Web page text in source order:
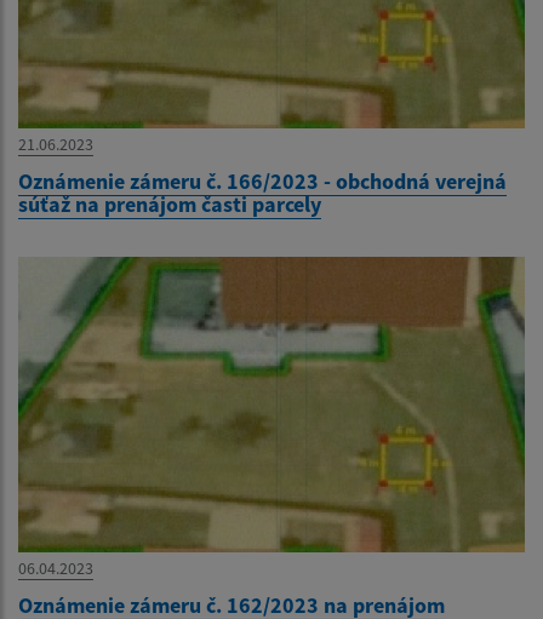
21.06.2023
Oznámenie zámeru č. 166/2023 - obchodná verejná
súťaž na prenájom časti parcely
06.04.2023
Oznámenie zámeru č. 162/2023 na prenájom